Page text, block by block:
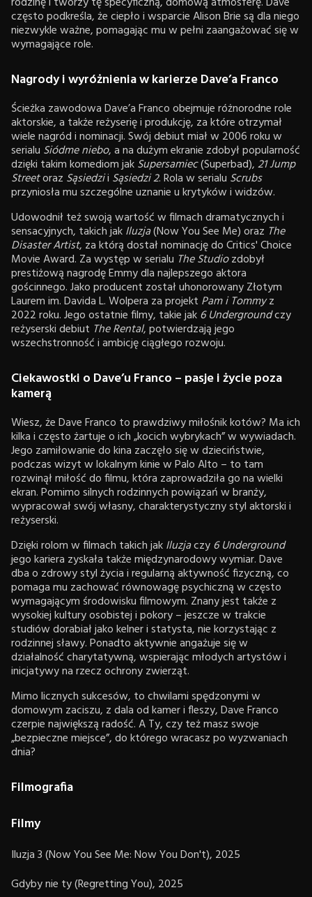
często podkreśla, że ciepło i wsparcie Alison Brie są dla niego
niezwykle ważne, pomagając mu w pełni zaangażować się w
wymagające role.
Nagrody i wyróżnienia w karierze Dave’a Franco
Ścieżka zawodowa Dave’a Franco obejmuje różnorodne role
aktorskie, a także reżyserię i produkcję, za które otrzymał
wiele nagród i nominacji. Swój debiut miał w 2006 roku w
serialu Siódme niebo, a na dużym ekranie zdobył popularność
dzięki takim komediom jakSupersamiec(Superbad),21 Jump
Streetoraz Sąsiedzii Sąsiedzi 2. Rola w serialu Scrubs
przyniosła mu szczególne uznanie u krytyków i widzów.
Udowodnił też swoją wartość w filmach dramatycznych i
sensacyjnych, takich jakIluzja(Now You See Me) oraz The
Disaster Artist, za którą dostał nominację do Critics' Choice
Movie Award. Za występ w serialu The Studiozdobył
prestiżową nagrodę Emmy dla najlepszego aktora
gościnnego. Jako producent został uhonorowany Złotym
Laurem im. Davida L. Wolpera za projekt Pam i Tommyz
2022 roku. Jego ostatnie filmy, takie jak6 Undergroundczy
reżyserski debiut The Rental, potwierdzają jego
wszechstronność i ambicję ciągłego rozwoju.
Ciekawostki o Dave’u Franco – pasje i życie poza
kamerą
Wiesz, że Dave Franco to prawdziwy miłośnik kotów? Ma ich
kilka i często żartuje o ich „kocich wybrykach” w wywiadach.
Jego zamiłowanie do kina zaczęło się w dzieciństwie,
podczas wizyt w lokalnym kinie w Palo Alto – to tam
rozwinął miłość do filmu, która zaprowadziła go na wielki
ekran. Pomimo silnych rodzinnych powiązań w branży,
wypracował swój własny, charakterystyczny styl aktorski i
reżyserski.
Dzięki rolom w filmach takich jakIluzjaczy6 Underground
jego kariera zyskała także międzynarodowy wymiar. Dave
dba o zdrowy styl życia i regularną aktywność fizyczną, co
pomaga mu zachować równowagę psychiczną w często
wymagającym środowisku filmowym. Znany jest także z
wysokiej kultury osobistej i pokory – jeszcze w trakcie
studiów dorabiał jako kelner i statysta, nie korzystając z
rodzinnej sławy. Ponadto aktywnie angażuje się w
działalność charytatywną, wspierając młodych artystów i
inicjatywy na rzecz ochrony zwierząt.
Mimo licznych sukcesów, to chwilami spędzonymi w
domowym zaciszu, z dala od kamer i fleszy, Dave Franco
czerpie największą radość. A Ty, czy też masz swoje
„bezpieczne miejsce”, do którego wracasz po wyzwaniach
dnia?
Filmografia
Filmy
Iluzja 3 (Now You See Me: Now You Don't), 2025
Gdyby nie ty (Regretting You), 2025